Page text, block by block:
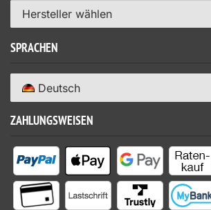
Hersteller wählen
SPRACHEN
Deutsch
ZAHLUNGSWEISEN